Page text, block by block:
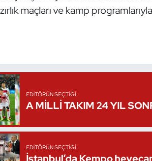
maçları ve kamp
EDITÖRÜN SEÇTIĞI
A MİLLİ TAKIM 24 YIL
EDITÖRÜN SEÇTIĞI